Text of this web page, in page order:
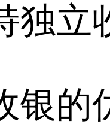
独立
银的